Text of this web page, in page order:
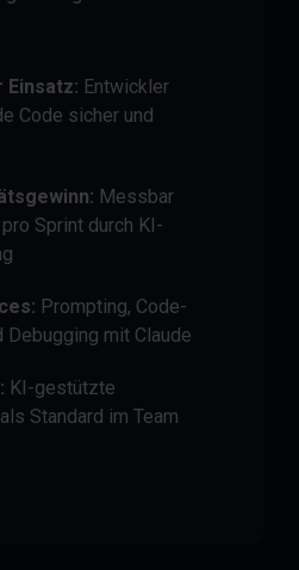
Einsatz: Entwickler
Code sicher und
Messbar
Sprint durch KI-
Prompting, Code-
Debugging mit Claude
KI-gestützte
Standard im Team